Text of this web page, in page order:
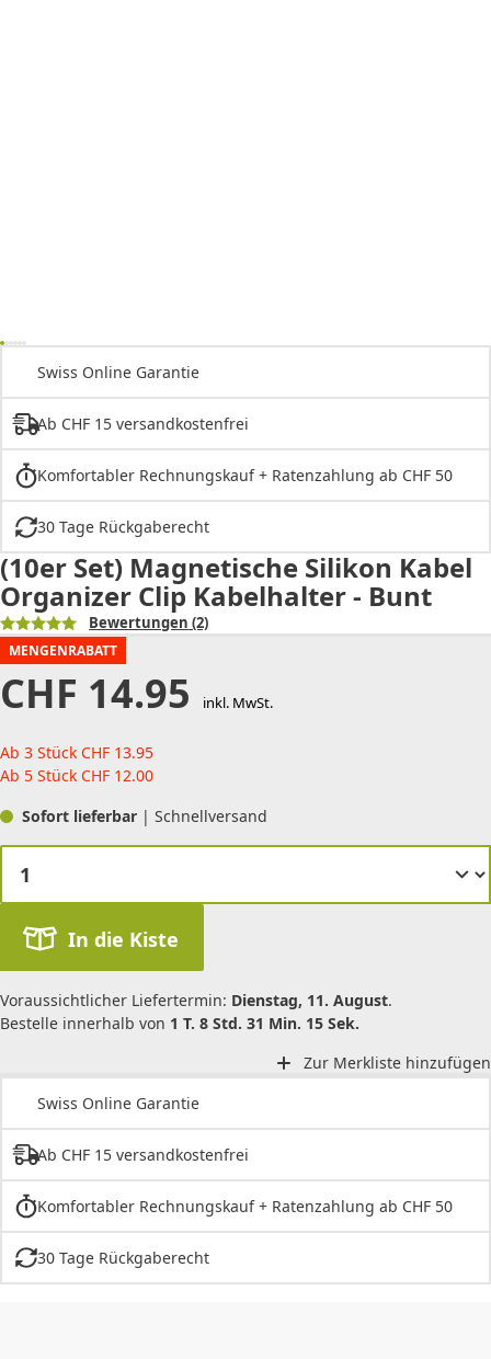
Swiss Online Garantie
Ab CHF 15 versandkostenfrei
Komfortabler Rechnungskauf + Ratenzahlung ab CHF 50
30 Tage Rückgaberecht
(10er Set) Magnetische Silikon Kabel
Organizer Clip Kabelhalter - Bunt
Bewertungen (2)
MENGENRABATT
CHF 14.95 inkl. MwSt.
Ab 3 Stück CHF 13.95
Ab 5 Stück CHF 12.00
Sofort lieferbar | Schnellversand
In die Kiste
Voraussichtlicher Liefertermin: Dienstag, 11. August.
Bestelle innerhalb von 1 T. 8 Std. 31 Min. 15 Sek.
Zur Merkliste hinzufügen
Swiss Online Garantie
Ab CHF 15 versandkostenfrei
Komfortabler Rechnungskauf + Ratenzahlung ab CHF 50
30 Tage Rückgaberecht